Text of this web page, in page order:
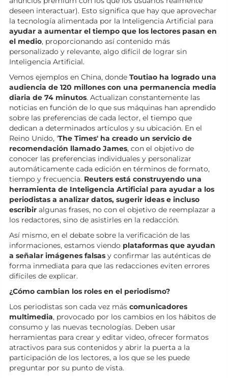
deseen interactuar). Esto significa que hay que aprovechar
la tecnología alimentada por la Inteligencia Artificial para
ayudar a aumentar el tiempo que los lectores pasan en
el medio, proporcionando así contenido más
personalizado y relevante, algo difícil de lograr sin
Inteligencia Artificial.
Vemos ejemplos en China, donde Toutiao ha logrado una
audiencia de 120 millones con una permanencia media
diaria de 74 minutos. Actualizan constantemente las
noticias en función de lo que sus máquinas han aprendido
sobre las preferencias de cada lector, el tiempo que
dedican a determinados artículos y su ubicación. En el
Reino Unido, 'The Times' ha creado un servicio de
recomendación llamado James, con el objetivo de
conocer las preferencias individuales y personalizar
automáticamente cada edición en términos de formato,
tiempo y frecuencia. Reuters está construyendo una
herramienta de Inteligencia Artificial para ayudar a los
periodistas a analizar datos, sugerir ideas e incluso
escribir algunas frases, no con el objetivo de reemplazar a
los redactores, sino de asistirles en la redacción.
Así mismo, en el debate sobre la verificación de las
informaciones, estamos viendo plataformas que ayudan
a señalar imágenes falsas y confirmar las auténticas de
forma inmediata para que las redacciones eviten errores
difíciles de explicar.
¿Cómo cambian los roles en el periodismo?
Los periodistas son cada vez más comunicadores
multimedia, provocado por los cambios en los hábitos de
consumo y las nuevas tecnologías. Deben usar
herramientas para crear y editar video, ofrecer formatos
atractivos para sus contenidos y abrir la puerta a la
participación de los lectores, a los que se les puede
preguntar por su punto de vista.